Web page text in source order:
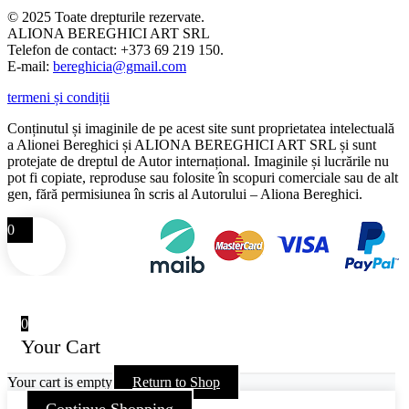
© 2025 Toate drepturile rezervate.
ALIONA BEREGHICI ART SRL
Telefon de contact: +373 69 219 150.
E-mail: bereghicia@gmail.com
termeni și condiții
Conținutul și imaginile de pe acest site sunt proprietatea intelectuală
a Alionei Bereghici și ALIONA BEREGHICI ART SRL și sunt
protejate de dreptul de Autor internațional. Imaginile și lucrările nu
pot fi copiate, reproduse sau folosite în scopuri comerciale sau de alt
gen, fără permisiunea în scris al Autorului – Aliona Bereghici.
0
0
Your Cart
Your cart is empty Return to Shop